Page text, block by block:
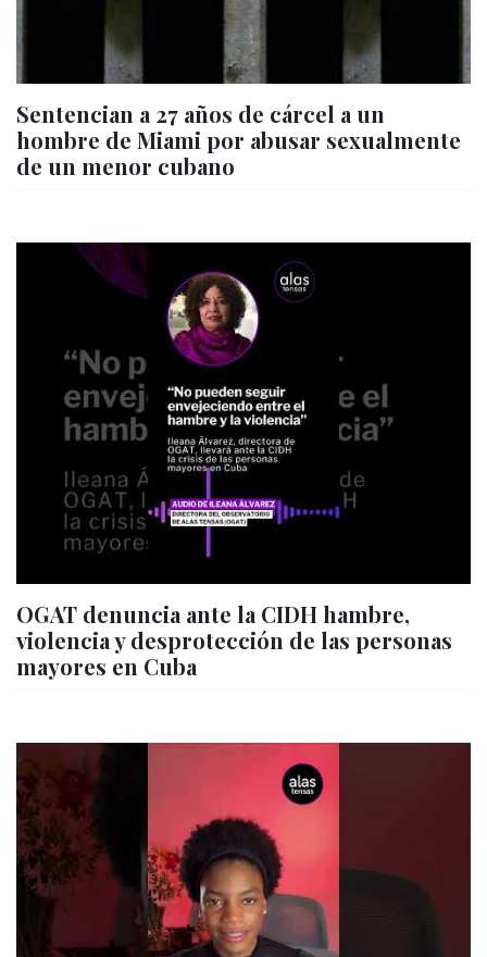
Sentencian a 27 años de cárcel a un
hombre de Miami por abusar sexualmente
de un menor cubano
OGAT denuncia ante la CIDH hambre,
violencia y desprotección de las personas
mayores en Cuba